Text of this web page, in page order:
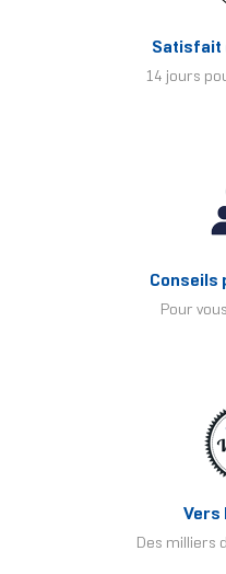
Satisfait
14 jours
Conseils
Pour
Vers
Des milliers